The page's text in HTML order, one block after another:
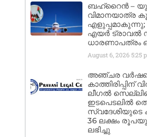
ബഹ്‌റൈൻ –
വിമാനയാത്ര
എളുപ്പമാകുന്നു;
എയർ ട്രാവൽ
ധാരണാപത്രം
August 6, 2026 5:25
അഞ്ചര
കാത്തിരിപ്പിന്
ലീഗൽ
ഇടപെടലിൽ
സ്വദേശിയുടെ
36 ലക്ഷം
ലഭിച്ചു